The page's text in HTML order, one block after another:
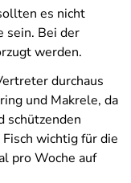
es nicht
sein. Bei der
werden.
durchaus
und Makrele, da
schützenden
wichtig für die
pro Woche auf